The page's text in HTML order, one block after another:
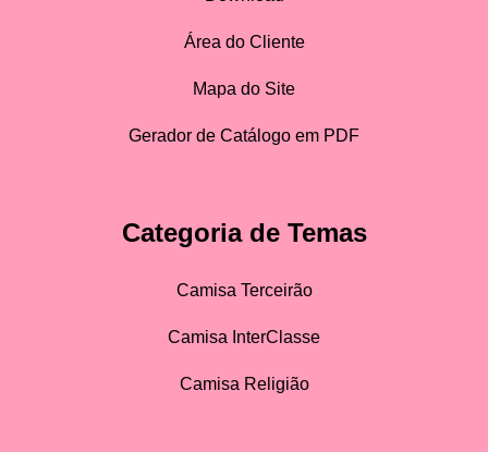
Área do Cliente
Mapa do Site
Gerador de Catálogo em PDF
Categoria de Temas
Camisa Terceirão
Camisa InterClasse
Camisa Religião